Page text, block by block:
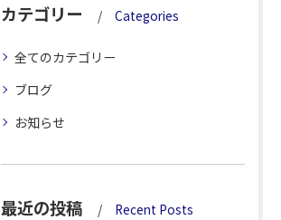
カテゴリー Categories
全てのカテゴリー
ブログ
お知らせ
最近の投稿 Recent Posts